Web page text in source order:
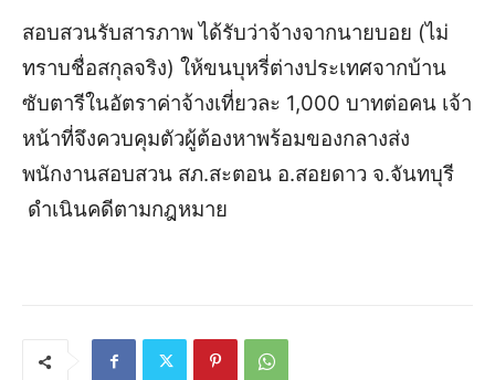
สอบสวนรับสารภาพ ได้รับว่าจ้างจากนายบอย (ไม่
ทราบชื่อสกุลจริง) ให้ขนบุหรี่ต่างประเทศจากบ้าน
ซับตารีในอัตราค่าจ้างเที่ยวละ 1,000 บาทต่อคน เจ้า
หน้าที่จึงควบคุมตัวผู้ต้องหาพร้อมของกลางส่ง
พนักงานสอบสวน สภ.สะตอน อ.สอยดาว จ.จันทบุรี
ดำเนินคดีตามกฎหมาย